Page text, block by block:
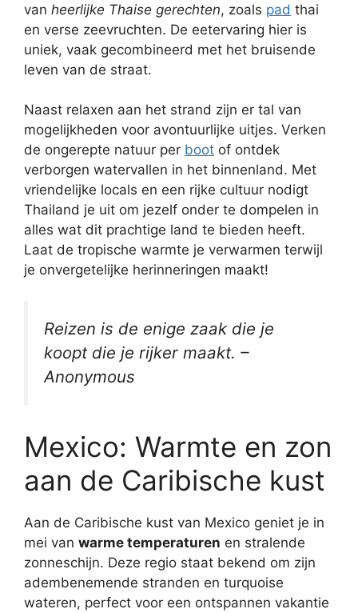
van heerlijke Thaise gerechten, zoals pad thai
en verse zeevruchten. De eetervaring hier is
uniek, vaak gecombineerd met het bruisende
leven van de straat.
Naast relaxen aan het strand zijn er tal van
mogelijkheden voor avontuurlijke uitjes. Verken
de ongerepte natuur per boot of ontdek
verborgen watervallen in het binnenland. Met
vriendelijke locals en een rijke cultuur nodigt
Thailand je uit om jezelf onder te dompelen in
alles wat dit prachtige land te bieden heeft.
Laat de tropische warmte je verwarmen terwijl
je onvergetelijke herinneringen maakt!
Reizen is de enige zaak die je
koopt die je rijker maakt. –
Anonymous
Mexico: Warmte en zon
aan de Caribische kust
Aan de Caribische kust van Mexico geniet je in
mei van warme temperaturen en stralende
zonneschijn. Deze regio staat bekend om zijn
adembenemende stranden en turquoise
wateren, perfect voor een ontspannen vakantie